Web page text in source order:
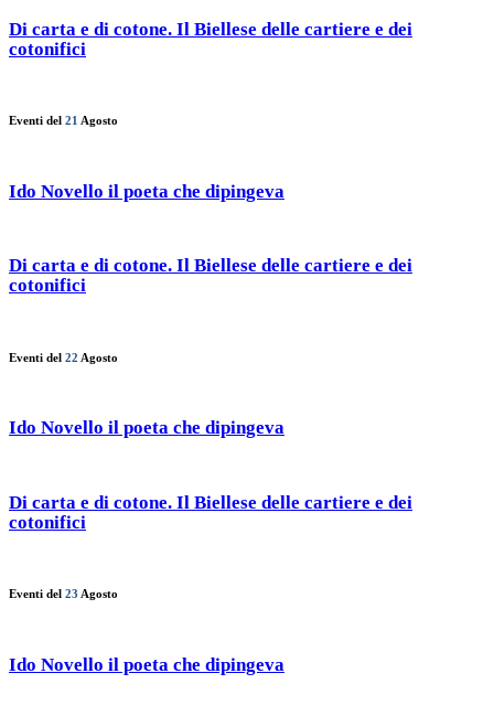
Di carta e di cotone. Il Biellese delle cartiere e dei
cotonifici
Eventi del 21 Agosto
Ido Novello il poeta che dipingeva
Di carta e di cotone. Il Biellese delle cartiere e dei
cotonifici
Eventi del 22 Agosto
Ido Novello il poeta che dipingeva
Di carta e di cotone. Il Biellese delle cartiere e dei
cotonifici
Eventi del 23 Agosto
Ido Novello il poeta che dipingeva